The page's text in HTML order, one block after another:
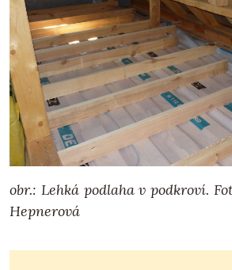
obr.: Lehká podlaha v podkroví.
Hepnerová